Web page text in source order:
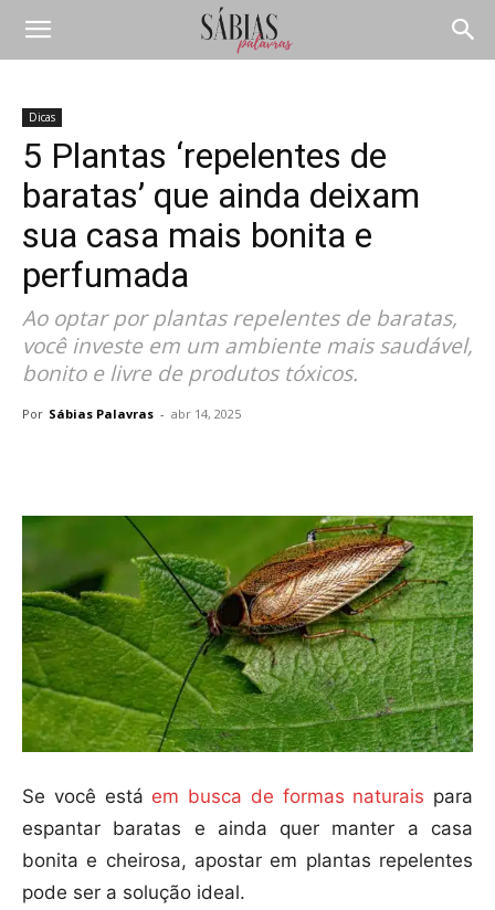
Dicas
5 Plantas ‘repelentes de
baratas’ que ainda deixam
sua casa mais bonita e
perfumada
Ao optar por plantas repelentes de baratas,
você investe em um ambiente mais saudável,
bonito e livre de produtos tóxicos.
Por Sábias Palavras - abr 14, 2025
Se você está em busca de formas naturais para
espantar baratas e ainda quer manter a casa
bonita e cheirosa, apostar em plantas repelentes
pode ser a solução ideal.